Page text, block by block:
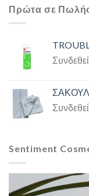
Πρώτα σε
Sentiment